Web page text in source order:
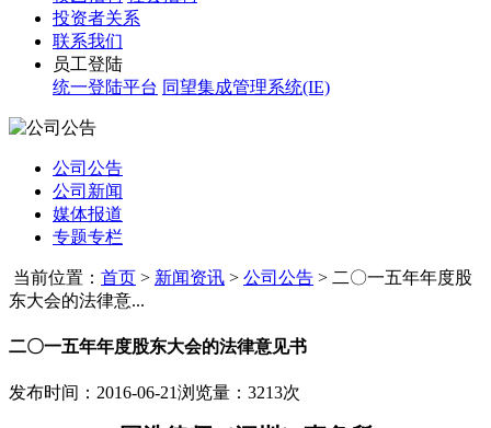
投资者关系
联系我们
员工登陆
统一登陆平台 同望集成管理系统(IE)
公司公告
公司新闻
媒体报道
专题专栏
当前位置： 首页 > 新闻资讯 > 公司公告 > 二〇一五年年度股
东大会的法律意...
二〇一五年年度股东大会的法律意见书
发布时间：2016-06-21浏览量：3213次